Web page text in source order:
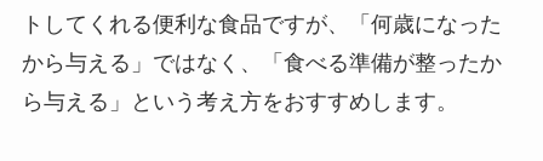
トしてくれる便利な食品ですが、「何歳になった
から与える」ではなく、「食べる準備が整ったか
ら与える」という考え方をおすすめします。